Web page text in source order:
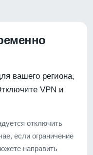
вашего региона,
VPN и
отключить
если ограничение
направить